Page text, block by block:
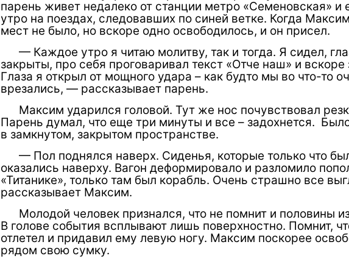
парень живет недалеко от станции метро «Семеновская» и
утро на поездах, следовавших по синей ветке. Когда
мест не было, но вскоре одно освободилось, и он присел.
— Каждое утро я читаю молитву, так и тогда. Я сидел,
закрыты, про себя проговаривал текст «Отче наш» и
Глаза я открыл от мощного удара – как будто мы во что-то
врезались, — рассказывает парень.
Максим ударился головой. Тут же нос почувствовал
Парень думал, что еще три минуты и все – задохнется.
в замкнутом, закрытом пространстве.
— Пол поднялся наверх. Сиденья, которые только что
оказались наверху. Вагон деформировало и разломило
«Титанике», только там был корабль. Очень страшно все
рассказывает Максим.
Молодой человек признался, что не помнит и половины
В голове события всплывают лишь поверхностно. Помнит,
отлетел и придавил ему левую ногу. Максим поскорее
рядом свою сумку.